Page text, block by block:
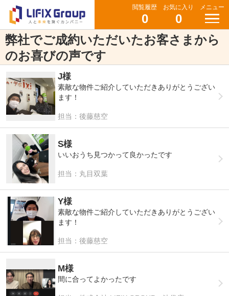
閲覧履歴
0
お気に入り
0
メニュー
弊社でご成約いただいたお客さまから
のお喜びの声です
J様
素敵な物件ご紹介していただきありがとうござい
ます！
担当：後藤慈空
S様
いいおうち見つかって良かったです
担当：丸目双葉
Y様
素敵な物件ご紹介していただきありがとうござい
ます！
担当：後藤慈空
M様
間に合ってよかったです